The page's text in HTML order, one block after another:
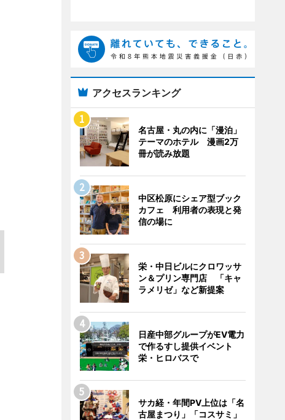
アクセスランキング
名古屋・丸の内に「漫泊」
テーマのホテル 漫画2万
冊が読み放題
中区松原にシェア型ブック
カフェ 利用者の表現と発
信の場に
栄・中日ビルにクロワッサ
ン＆プリン専門店 「キャ
ラメリゼ」など新提案
日産中部グループがEV電力
で作るすし提供イベント
栄・ヒロバスで
サカ経・年間PV上位は「名
古屋まつり」「コスサミ」